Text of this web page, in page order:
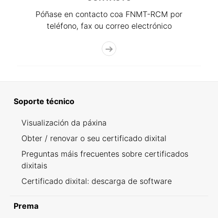
Póñase en contacto coa FNMT-RCM por
teléfono, fax ou correo electrónico
Soporte técnico
Visualización da páxina
Obter / renovar o seu certificado dixital
Preguntas máis frecuentes sobre certificados
dixitais
Certificado dixital: descarga de software
Prema